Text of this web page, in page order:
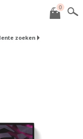
0
zoeken